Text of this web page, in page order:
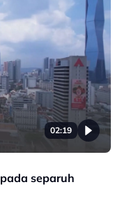
02:19
separuh